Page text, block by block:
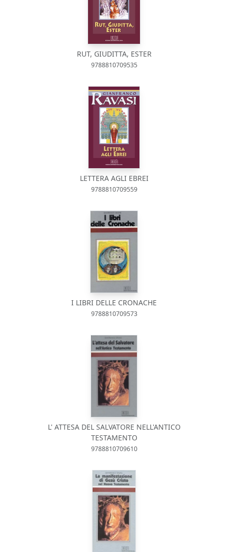
RUT, GIUDITTA, ESTER
9788810709535
LETTERA AGLI EBREI
9788810709559
I LIBRI DELLE CRONACHE
9788810709573
L' ATTESA DEL SALVATORE NELL'ANTICO
TESTAMENTO
9788810709610